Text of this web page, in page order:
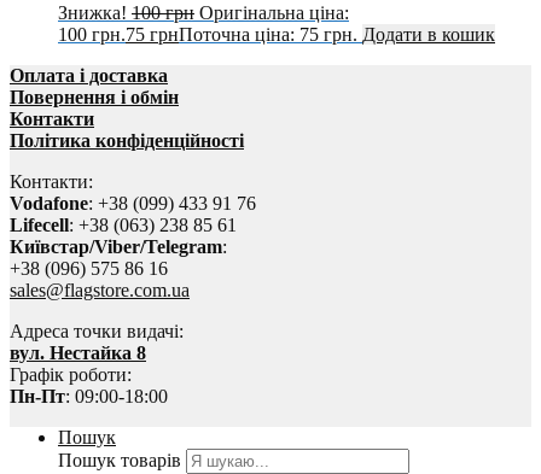
Знижка! 100грн Оригінальна ціна:
100 грн.75 грнПоточна ціна: 75 грн. Додати в кошик
Оплата і доставка
Повернення і обмін
Контакти
Політика конфіденційності
Контакти:
Vodafone: +38 (099) 433 91 76
Lifecell: +38 (063) 238 85 61
Київстар/Viber/Telegram:
+38 (096) 575 86 16
sales@flagstore.com.ua
Адреса точки видачі:
вул. Нестайка 8
Графік роботи:
Пн-Пт: 09:00-18:00
Пошук
Пошук товарів